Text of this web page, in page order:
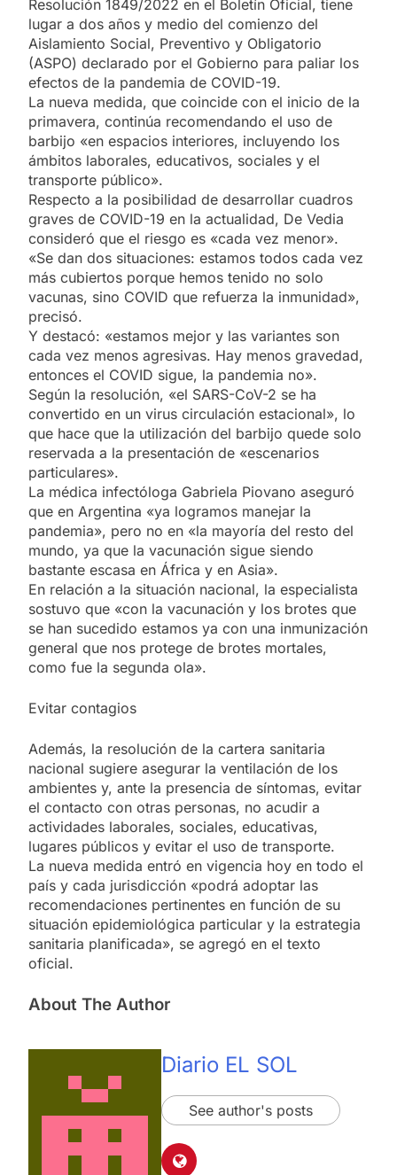
Resolución 1849/2022 en el Boletín Oficial, tiene
lugar a dos años y medio del comienzo del
Aislamiento Social, Preventivo y Obligatorio
(ASPO) declarado por el Gobierno para paliar los
efectos de la pandemia de COVID-19.
La nueva medida, que coincide con el inicio de la
primavera, continúa recomendando el uso de
barbijo «en espacios interiores, incluyendo los
ámbitos laborales, educativos, sociales y el
transporte público».
Respecto a la posibilidad de desarrollar cuadros
graves de COVID-19 en la actualidad, De Vedia
consideró que el riesgo es «cada vez menor».
«Se dan dos situaciones: estamos todos cada vez
más cubiertos porque hemos tenido no solo
vacunas, sino COVID que refuerza la inmunidad»,
precisó.
Y destacó: «estamos mejor y las variantes son
cada vez menos agresivas. Hay menos gravedad,
entonces el COVID sigue, la pandemia no».
Según la resolución, «el SARS-CoV-2 se ha
convertido en un virus circulación estacional», lo
que hace que la utilización del barbijo quede solo
reservada a la presentación de «escenarios
particulares».
La médica infectóloga Gabriela Piovano aseguró
que en Argentina «ya logramos manejar la
pandemia», pero no en «la mayoría del resto del
mundo, ya que la vacunación sigue siendo
bastante escasa en África y en Asia».
En relación a la situación nacional, la especialista
sostuvo que «con la vacunación y los brotes que
se han sucedido estamos ya con una inmunización
general que nos protege de brotes mortales,
como fue la segunda ola».
Evitar contagios
Además, la resolución de la cartera sanitaria
nacional sugiere asegurar la ventilación de los
ambientes y, ante la presencia de síntomas, evitar
el contacto con otras personas, no acudir a
actividades laborales, sociales, educativas,
lugares públicos y evitar el uso de transporte.
La nueva medida entró en vigencia hoy en todo el
país y cada jurisdicción «podrá adoptar las
recomendaciones pertinentes en función de su
situación epidemiológica particular y la estrategia
sanitaria planificada», se agregó en el texto
oficial.
About The Author
Diario EL SOL
See author's posts